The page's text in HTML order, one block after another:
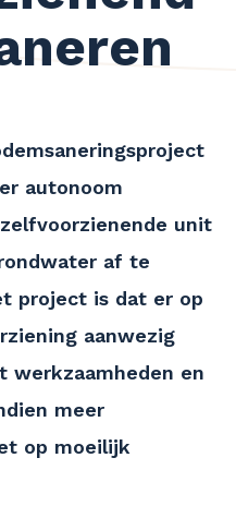
autonoom
unit
af te
project is dat er op
aanwezig
werkzaamheden en
meer
op moeilijk